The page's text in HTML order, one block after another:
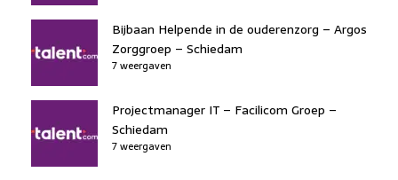
Bijbaan Helpende in de ouderenzorg – Argos
Zorggroep – Schiedam
7 weergaven
Projectmanager IT – Facilicom Groep –
Schiedam
7 weergaven